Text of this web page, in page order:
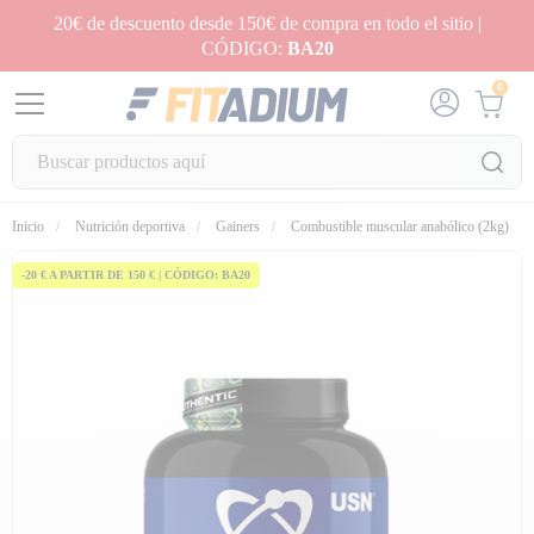
20€ de descuento desde 150€ de compra en todo el sitio |
CÓDIGO: BA20
0
Inicio Nutrición deportiva Gainers Combustible muscular anabólico (2kg)
-20 € A PARTIR DE 150 € | CÓDIGO: BA20
fullscreen